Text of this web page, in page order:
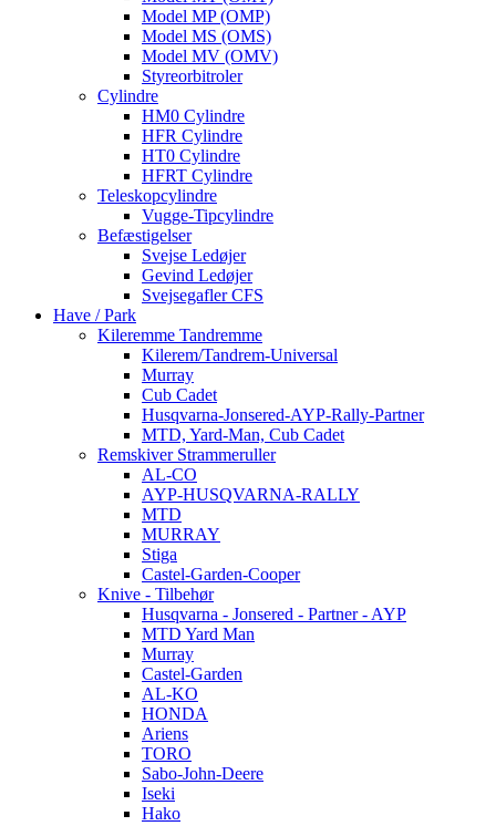
Model MP (OMP)
Model MS (OMS)
Model MV (OMV)
Styreorbitroler
Cylindre
HM0 Cylindre
HFR Cylindre
HT0 Cylindre
HFRT Cylindre
Teleskopcylindre
Vugge-Tipcylindre
Befæstigelser
Svejse Ledøjer
Gevind Ledøjer
Svejsegafler CFS
Have / Park
Kileremme Tandremme
Kilerem/Tandrem-Universal
Murray
Cub Cadet
Husqvarna-Jonsered-AYP-Rally-Partner
MTD, Yard-Man, Cub Cadet
Remskiver Strammeruller
AL-CO
AYP-HUSQVARNA-RALLY
MTD
MURRAY
Stiga
Castel-Garden-Cooper
Knive - Tilbehør
Husqvarna - Jonsered - Partner - AYP
MTD Yard Man
Murray
Castel-Garden
AL-KO
HONDA
Ariens
TORO
Sabo-John-Deere
Iseki
Hako